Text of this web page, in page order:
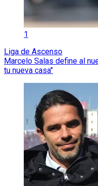
1
Liga de Ascenso
Marcelo Salas define al
tu nueva casa"